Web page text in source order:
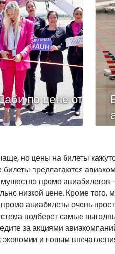
по цене от
но цены на билеты
предлагаются
промо
низкой цене. Кроме
авиабилеты очень
подберет самые
за акциями
и новым